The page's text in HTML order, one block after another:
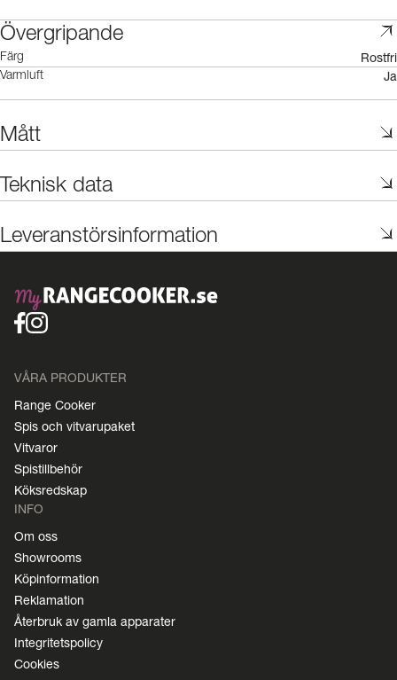
Övergripande
Färg Rostfri
Varmluft Ja
Mått
Teknisk data
Leveranstörsinformation
VÅRA PRODUKTER
Range Cooker
Spis och vitvarupaket
Vitvaror
Spistillbehör
Köksredskap
INFO
Om oss
Showrooms
Köpinformation
Reklamation
Återbruk av gamla apparater
Integritetspolicy
Cookies